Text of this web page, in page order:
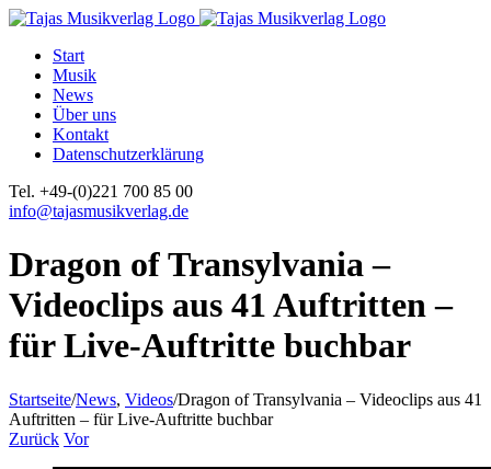
Start
Musik
News
Über uns
Kontakt
Datenschutzerklärung
Tel. +49-(0)221 700 85 00
info@tajasmusikverlag.de
Dragon of Transylvania –
Videoclips aus 41 Auftritten –
für Live-Auftritte buchbar
Startseite/News, Videos/Dragon of Transylvania – Videoclips aus 41
Auftritten – für Live-Auftritte buchbar
Zurück Vor